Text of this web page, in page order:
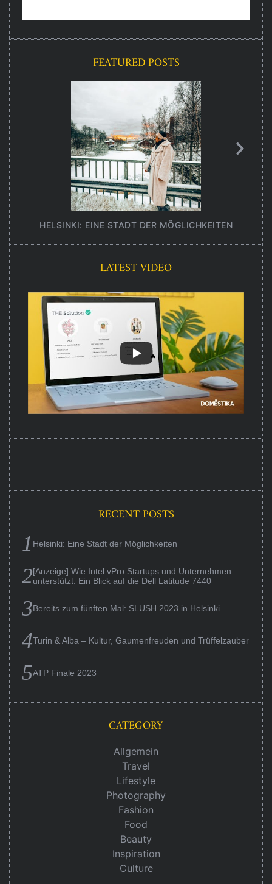
FEATURED POSTS
HELSINKI: EINE STADT DER MÖGLICHKEITEN
LATEST VIDEO
RECENT POSTS
Helsinki: Eine Stadt der Möglichkeiten
[Anzeige] Wie Intel vPro Startups und Unternehmen
unterstützt: Ein Blick auf die Dell Latitude 7440
Bereits zum fünften Mal: SLUSH 2023 in Helsinki
Turin & Alba – Kultur, Gaumenfreuden und Trüffelzauber
ATP Finale 2023
CATEGORY
Allgemein
Travel
Lifestyle
Photography
Fashion
Food
Beauty
Inspiration
Culture